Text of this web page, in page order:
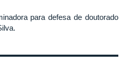
para defesa de doutorado